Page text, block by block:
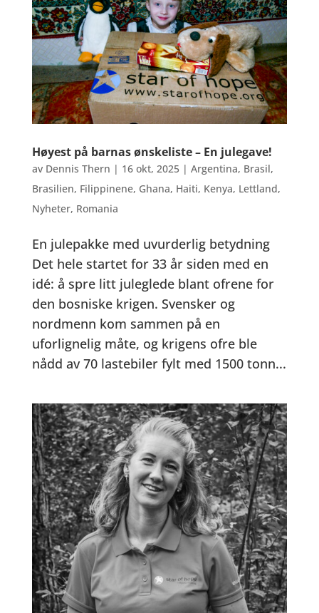
Høyest på barnas ønskeliste – En julegave!
av Dennis Thern | 16 okt, 2025| Argentina, Brasil,
Brasilien, Filippinene, Ghana, Haiti, Kenya, Lettland,
Nyheter, Romania
En julepakke med uvurderlig betydning
Det hele startet for 33 år siden med en
idé: å spre litt juleglede blant ofrene for
den bosniske krigen. Svensker og
nordmenn kom sammen på en
uforlignelig måte, og krigens ofre ble
nådd av 70 lastebiler fylt med 1500 tonn...